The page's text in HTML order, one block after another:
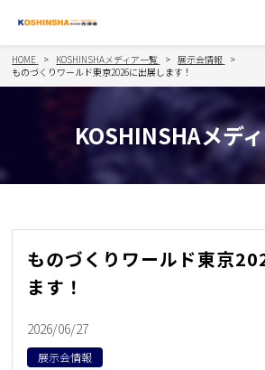
HOME KOSHINSHAメディア一覧
展示会情報
ものづくりワールド東京2026に出展します！
KOSHINSHAメデ
ものづくりワールド東京
ます！
2026/06/27
展示会情報